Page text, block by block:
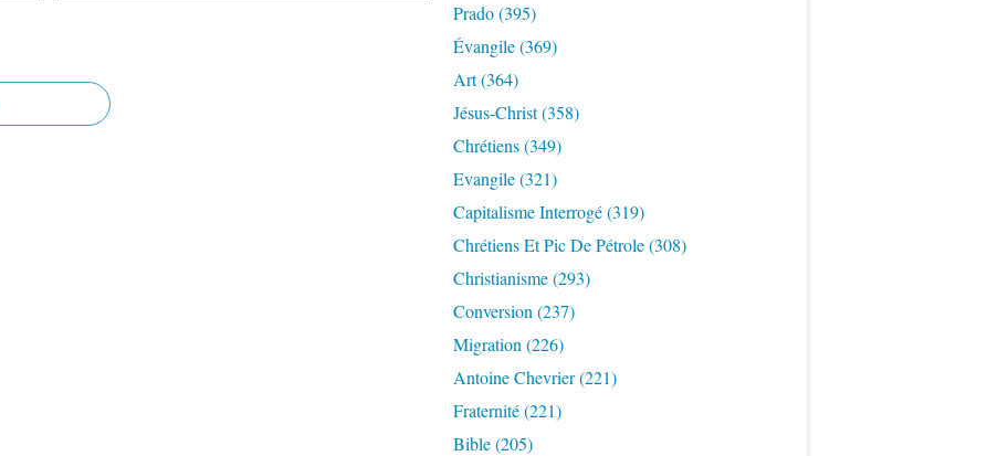
Prado(395)
Évangile(369)
Art(364)
Jésus-Christ(358)
Chrétiens(349)
Evangile(321)
Capitalisme Interrogé(319)
Chrétiens Et Pic De Pétrole(308)
Christianisme(293)
Conversion (237)
Migration (226)
Antoine Chevrier(221)
Fraternité(221)
Bible(205)